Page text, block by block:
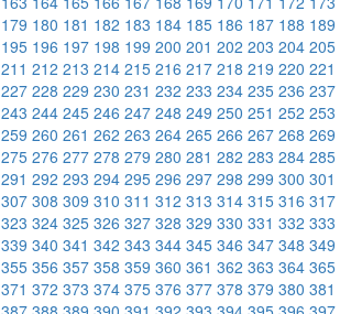
179 180 181 182 183 184 185 186 187 188 189
195 196 197 198 199 200 201 202 203 204 205
211 212 213 214 215 216 217 218 219 220 221
227 228 229 230 231 232 233 234 235 236 237
243 244 245 246 247 248 249 250 251 252 253
259 260 261 262 263 264 265 266 267 268 269
275 276 277 278 279 280 281 282 283 284 285
291 292 293 294 295 296 297 298 299 300 301
307 308 309 310 311 312 313 314 315 316 317
323 324 325 326 327 328 329 330 331 332 333
339 340 341 342 343 344 345 346 347 348 349
355 356 357 358 359 360 361 362 363 364 365
371 372 373 374 375 376 377 378 379 380 381